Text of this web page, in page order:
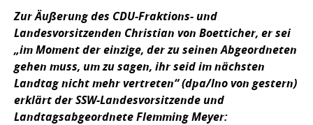
Zur Äußerung des CDU-Fraktions- und
Landesvorsitzenden Christian von Boetticher, er sei
„im Moment der einzige, der zu seinen Abgeordneten
gehen muss, um zu sagen, ihr seid im nächsten
Landtag nicht mehr vertreten“ (dpa/lno von gestern)
erklärt der SSW-Landesvorsitzende und
LandtagsabgeordneteFlemming Meyer: